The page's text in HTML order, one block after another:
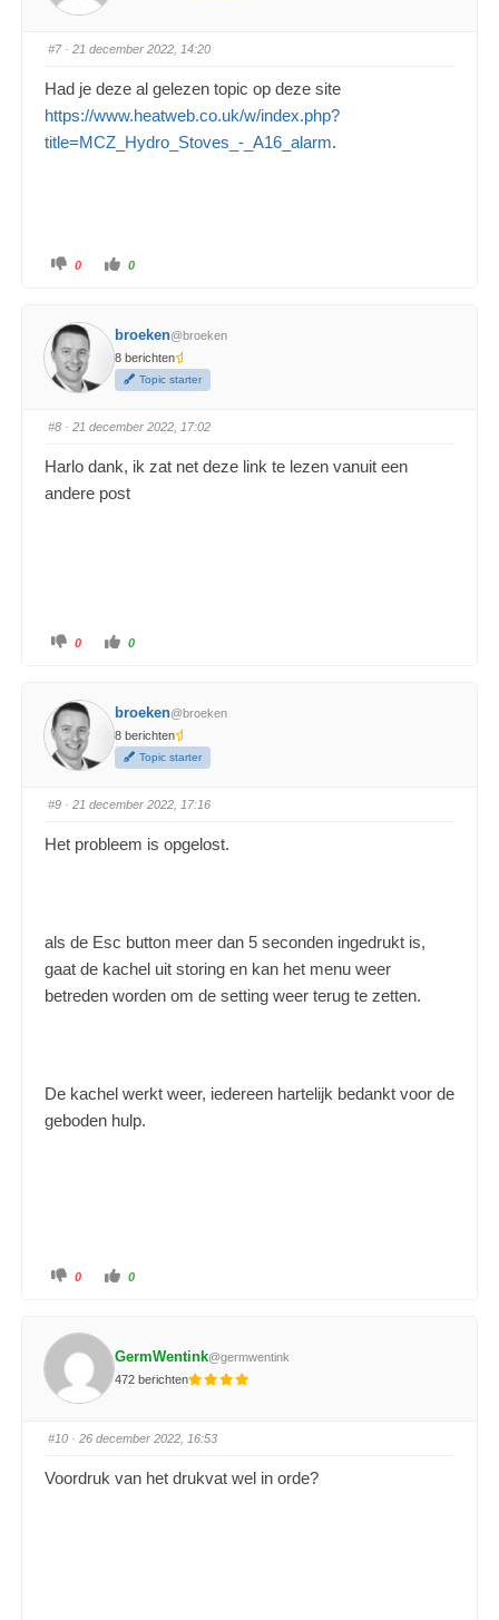
#7· 21 december 2022, 14:20
Had je deze al gelezen topic op deze site
https://www.heatweb.co.uk/w/index.php?
title=MCZ_Hydro_Stoves_-_A16_alarm.
0 0
broeken@broeken
8 berichten
Topic starter
#8 · 21 december 2022, 17:02
Harlo dank, ik zat net deze link te lezen vanuit een
andere post
0 0
broeken@broeken
8 berichten
Topic starter
#9 · 21 december 2022, 17:16
Het probleem is opgelost.
als de Esc button meer dan 5 seconden ingedrukt is,
gaat de kachel uit storing en kan het menu weer
betreden worden om de setting weer terug te zetten.
De kachel werkt weer, iedereen hartelijk bedankt voor de
geboden hulp.
0 0
GermWentink@germwentink
472 berichten
#10 · 26 december 2022, 16:53
Voordruk van het drukvat wel in orde?